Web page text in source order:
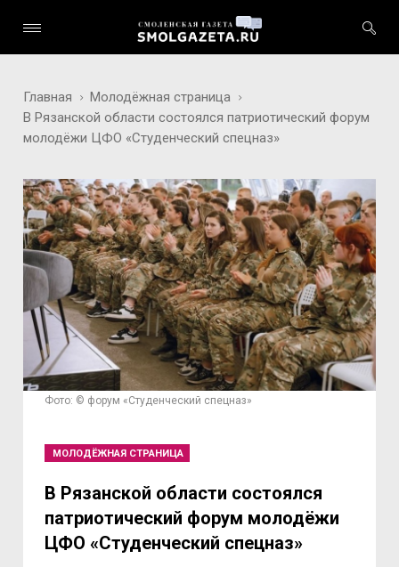
Главная
Молодёжная страница
В Рязанской области состоялся патриотический форум
молодёжи ЦФО «Студенческий спецназ»
Фото: © форум «Студенческий спецназ»
МОЛОДЁЖНАЯ СТРАНИЦА
В Рязанской области состоялся
патриотический форум молодёжи
ЦФО «Студенческий спецназ»